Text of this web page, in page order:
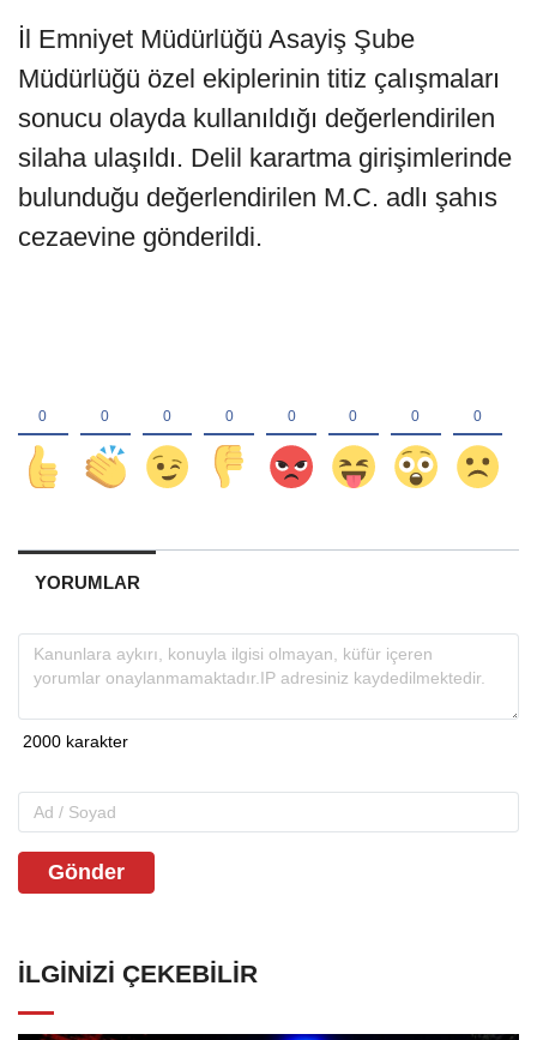
İl Emniyet Müdürlüğü Asayiş Şube
Müdürlüğü özel ekiplerinin titiz çalışmaları
sonucu olayda kullanıldığı değerlendirilen
silaha ulaşıldı. Delil karartma girişimlerinde
bulunduğu değerlendirilen M.C. adlı şahıs
cezaevine gönderildi.
YORUMLAR
Gönder
İLGINIZI ÇEKEBILIR